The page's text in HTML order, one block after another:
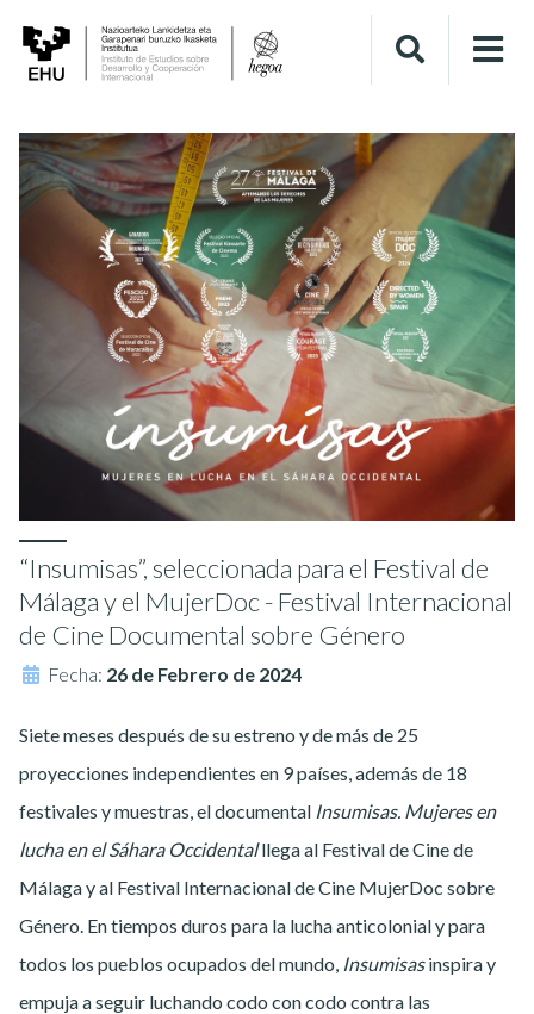
“Insumisas”, seleccionada para el Festival de
Málaga y el MujerDoc - Festival Internacional
de Cine Documental sobre Género
Fecha: 26 de Febrero de 2024
Siete meses después de su estreno y de más de 25
proyecciones independientes en 9 países, además de 18
festivales y muestras, el documental Insumisas. Mujeres en
lucha en el Sáhara Occidentalllega al Festival de Cine de
Málaga y al Festival Internacional de Cine MujerDoc sobre
Género. En tiempos duros para la lucha anticolonial y para
todos los pueblos ocupados del mundo, Insumisasinspira y
empuja a seguir luchando codo con codo contra las